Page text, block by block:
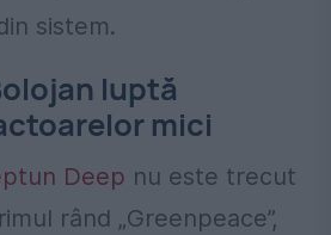
sistem.
luptă
mici
Deep nu este trecut
rând „Greenpeace”,